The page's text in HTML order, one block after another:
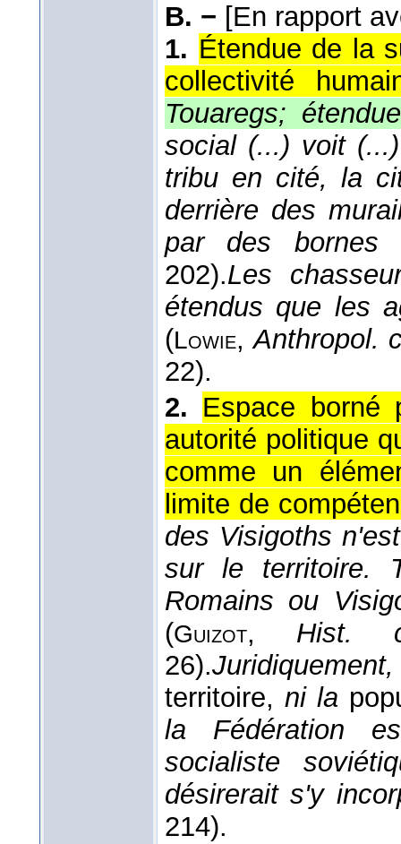
B. − [En rapport
1. Étendue de la
collectivité
Touaregs;
social (...) voit
tribu en cité, la
derrière des
par des bornes
202).Les
étendus que les
(Lowie,Anthropol.
22).
2. Espace borné
autorité politique
comme un
limite de
des Visigoths
sur le territoire.
Romains ou
(Guizot, Hist.
26).
territoire,ni la
la Fédération
socialiste
désirerait s'y
214).